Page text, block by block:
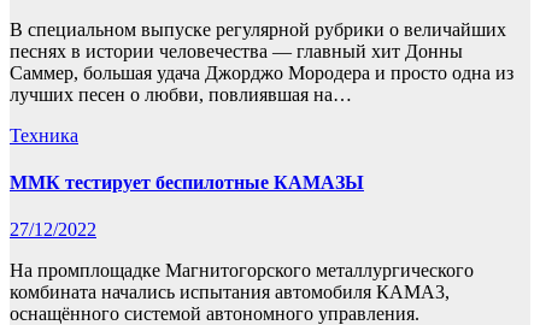
В специальном выпуске регулярной рубрики о величайших
песнях в истории человечества — главный хит Донны
Саммер, большая удача Джорджо Мородера и просто одна из
лучших песен о любви, повлиявшая на…
Техника
ММК тестирует беспилотные КАМАЗЫ
27/12/2022
На промплощадке Магнитогорского металлургического
комбината начались испытания автомобиля КАМА3,
оснащённого системой автономного управления.